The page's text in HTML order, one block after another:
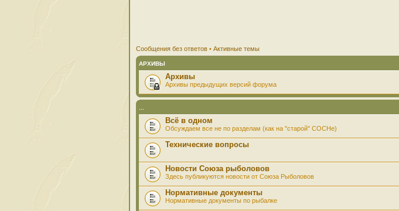
Сообщения без ответов • Активные темы
АРХИВЫ
Архивы
Архивы предыдущих версий форума
Всё в одном
Обсуждаем все не по разделам (как на "старой" СОСНе)
Технические вопросы
Новости Союза рыболовов
Здесь публикуются новости от Союза Рыболовов
Нормативные документы
Нормативные документы по рыбалке